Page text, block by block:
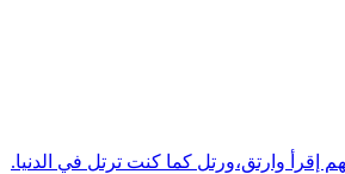
إقرأ وارتق،ورتل كما كنت ترتل في الدنيا.